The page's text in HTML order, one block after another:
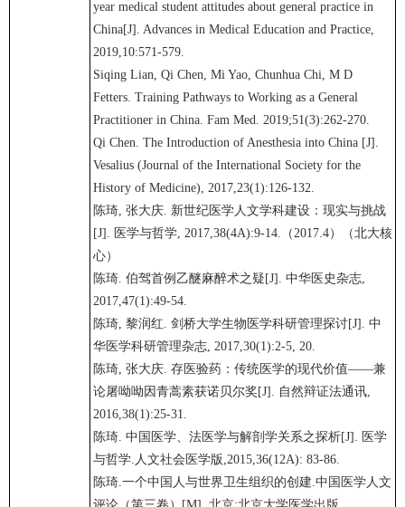
year medical student attitudes about general practice in
China[J]. Advances in Medical Education and Practice,
2019,10:571-579.
Siqing Lian, Qi Chen, Mi Yao, Chunhua Chi, M D
Fetters. Training Pathways to Working as a General
Practitioner in China. Fam Med. 2019;51(3):262-270.
Qi Chen. The Introduction of Anesthesia into China [J].
Vesalius (Journal of the International Society for the
History of Medicine), 2017,23(1):126-132.
陈琦, 张大庆. 新世纪医学人文学科建设：现实与挑战
[J]. 医学与哲学, 2017,38(4A):9-14.（2017.4）（北大核
心）
陈琦. 伯驾首例乙醚麻醉术之疑[J]. 中华医史杂志,
2017,47(1):49-54.
陈琦, 黎润红. 剑桥大学生物医学科研管理探讨[J]. 中
华医学科研管理杂志, 2017,30(1):2-5, 20.
陈琦, 张大庆. 存医验药：传统医学的现代价值——兼
论屠呦呦因青蒿素获诺贝尔奖[J]. 自然辩证法通讯,
2016,38(1):25-31.
陈琦. 中国医学、法医学与解剖学关系之探析[J]. 医学
与哲学.人文社会医学版,2015,36(12A): 83-86.
陈琦.一个中国人与世界卫生组织的创建.中国医学人文